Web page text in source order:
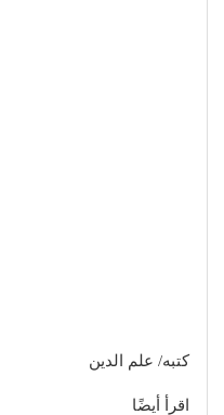
كتبه/ علم الدين
اقرأ أيضًا